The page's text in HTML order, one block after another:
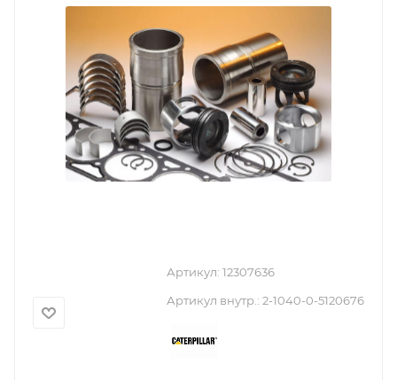
Артикул: 12307636
Артикул внутр.: 2-1040-0-5120676